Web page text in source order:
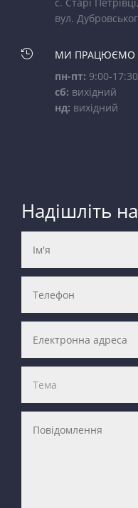
вул.

МИ ПРАЦЮЄМО
пн-пт: 9:00-17:30
сб: вихідний
нд: вихідний
Надішліть